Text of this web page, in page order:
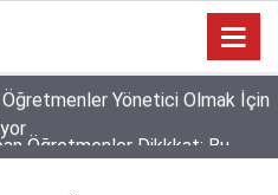
Öğretmenler Dikkkat: Bu
Tercihi İptal Olacak!